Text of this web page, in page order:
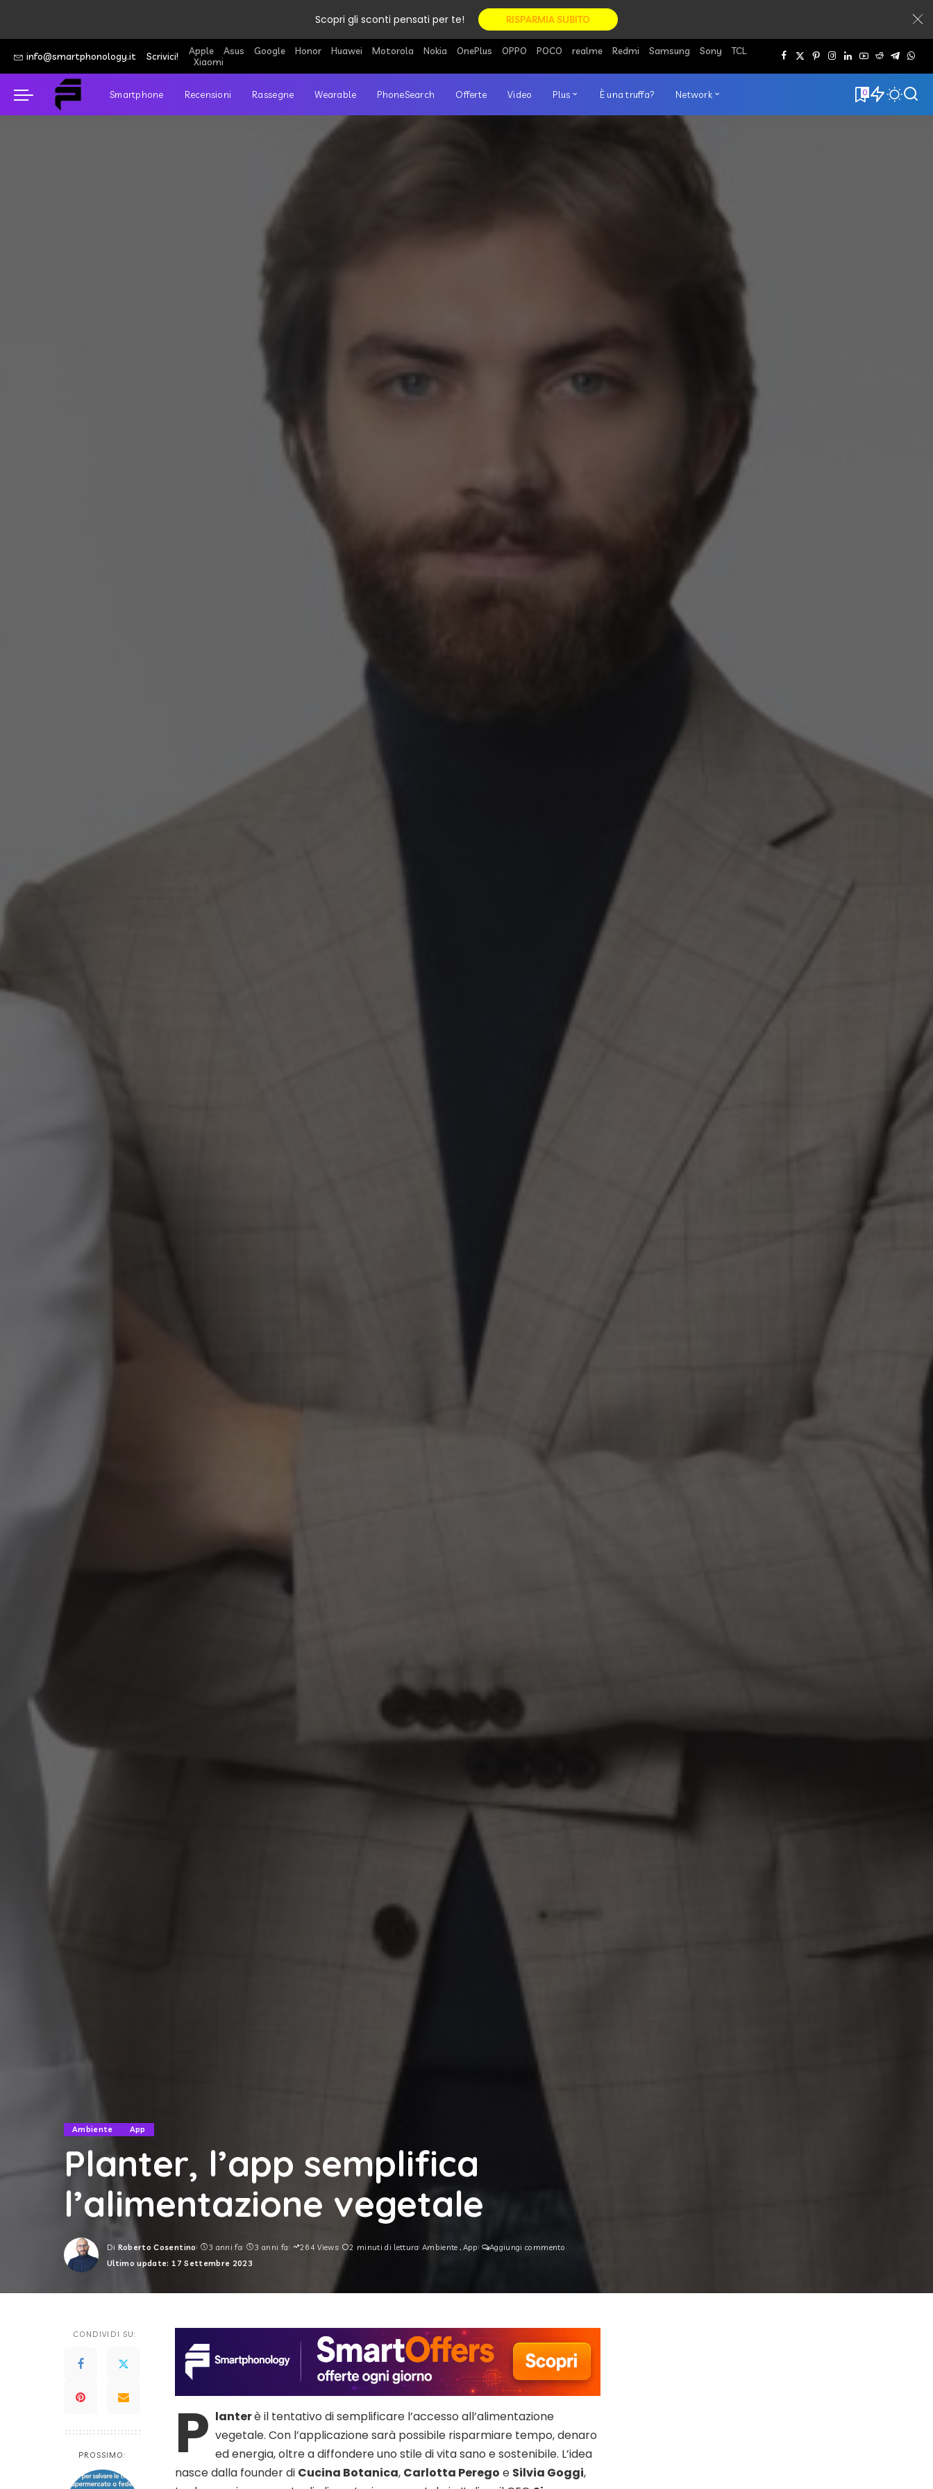
Scopri gli sconti pensati per te! RISPARMIA SUBITO
info@smartphonology.it Scrivici! Apple Asus Google Honor Huawei Motorola Nokia OnePlus OPPO POCO realme Redmi Samsung Sony
TCL
Xiaomi
Smartphone Recensioni Rassegne Wearable PhoneSearch Offerte Video Plus È una truffa? Network 0
Ambiente App
Planter, l’app semplifica
l’alimentazione vegetale
Posted
by
Di Roberto Cosentino 3 anni fa 3 anni fa 264 Views 2 minuti di lettura Ambiente App
Aggiungi commento
Ultimo update: 17 Settembre 2023
CONDIVIDI SU:
PROSSIMO: P lanterè il tentativo di semplificare l’accesso all’alimentazione
vegetale. Con l’applicazione sarà possibile risparmiare tempo, denaro
ed energia, oltre a diffondere uno stile di vita sano e sostenibile. L’idea
nasce dalla founder di Cucina Botanica, Carlotta Perego e Silvia Goggi,